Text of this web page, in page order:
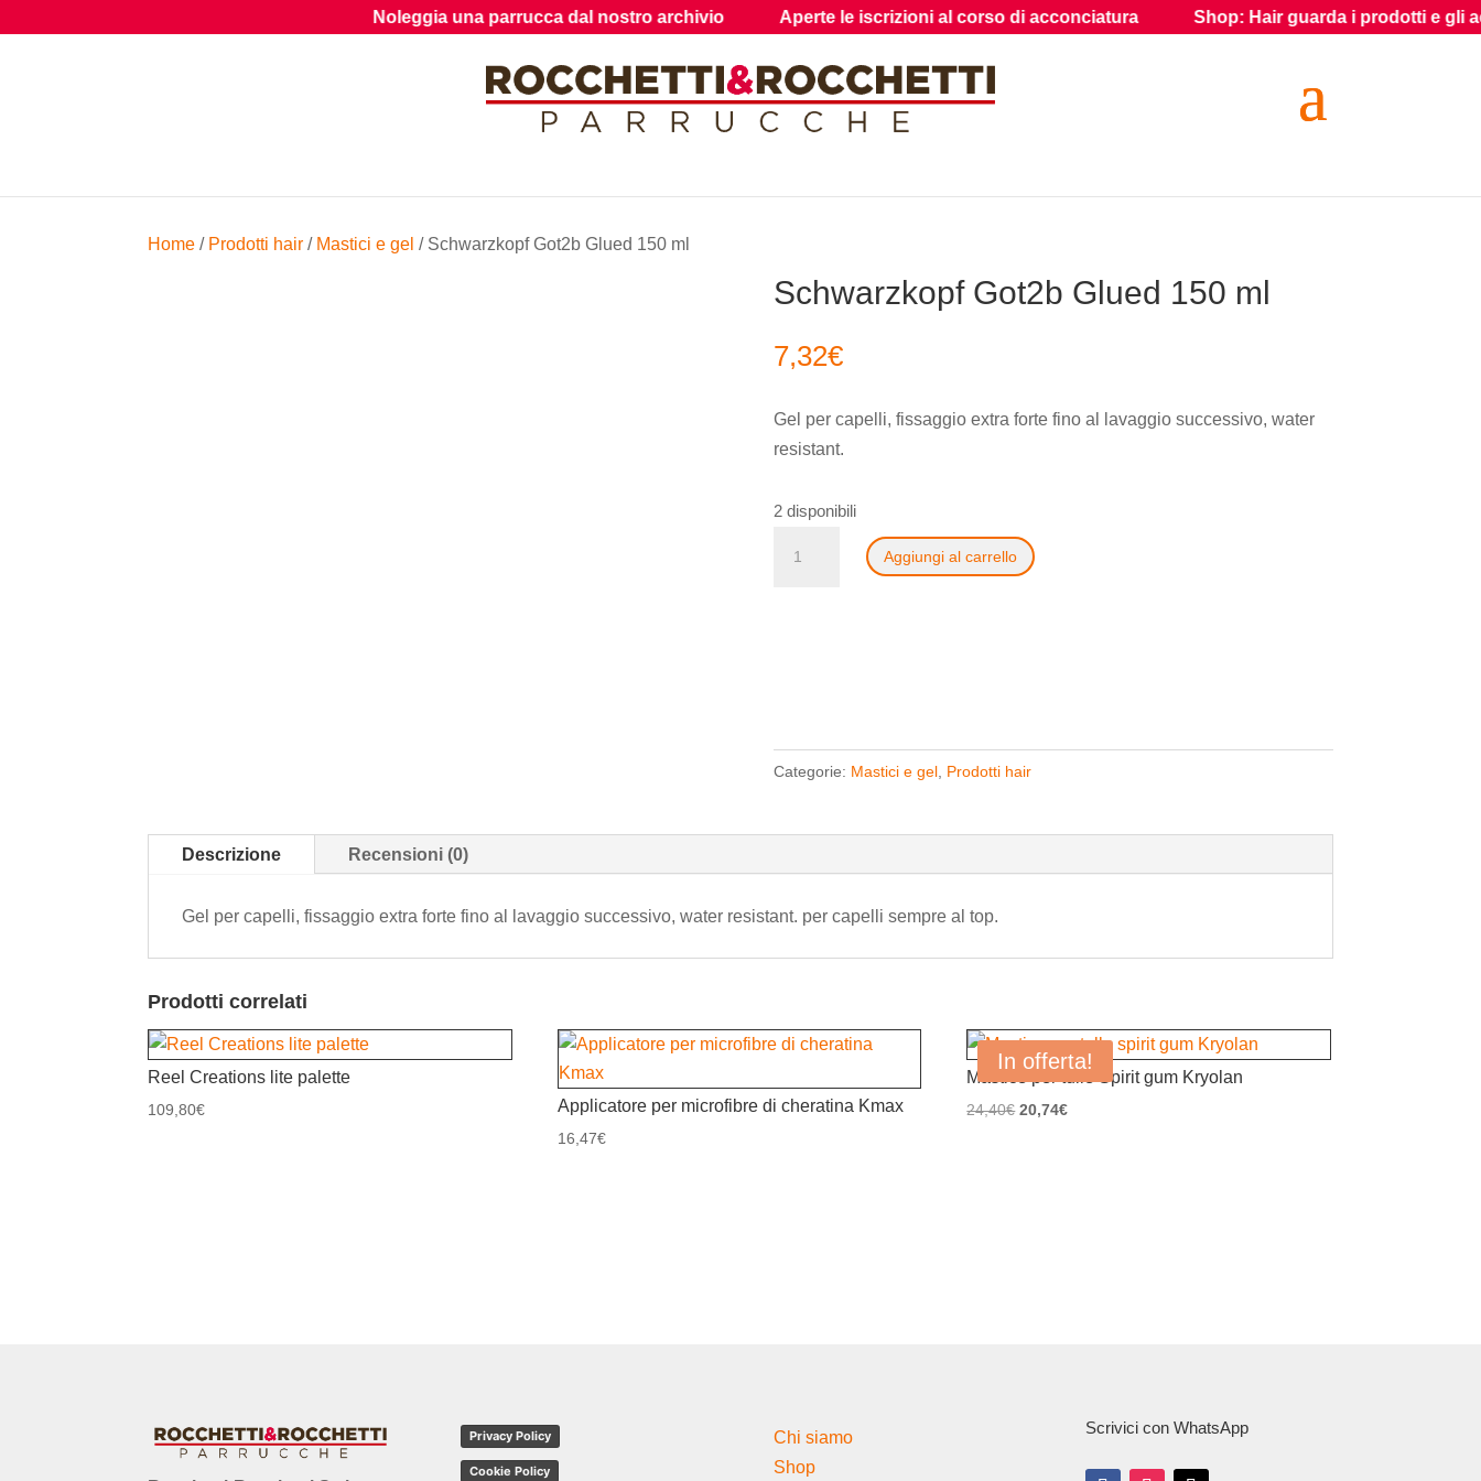
Home / Prodotti hair / Mastici e gel / Schwarzkopf Got2b Glued 150 ml
Schwarzkopf Got2b Glued 150 ml
7,32€
Gel per capelli, fissaggio extra forte fino al lavaggio successivo, water
resistant.
2 disponibili
Schwarzkopf
Aggiungi al carrello
Categorie: Mastici e gel, Prodotti hair
Descrizione Recensioni (0)
Gel per capelli, fissaggio extra forte fino al lavaggio successivo, water resistant. per capelli sempre al top.
Prodotti correlati
Reel Creations lite palette
109,80€ Applicatore per microfibre di cheratina Kmax
16,47€
In offerta!
Mastice per tulle Spirit gum Kryolan
24,40€ Il
20,74€Il
Privacy Policy
Cookie Policy
Chi siamo
Shop
Scrivici con WhatsApp
Noleggia una parrucca dal nostro archivio Aperte le iscrizioni al corso di acconciatura Shop: Hair guarda i prodotti e gli